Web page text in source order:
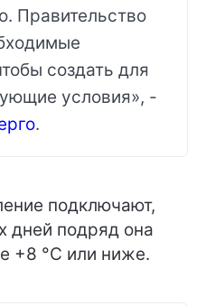
Правительство
создать для
условия», -
.
подключают,
дней подряд она
+8 °C или ниже.